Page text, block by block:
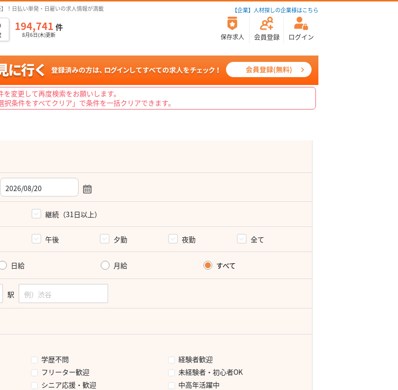
！日払い単発・日雇いの求人情報が満載 【企業】人材探しの企業様はこちら
194,741 件
8月6日(木)更新 保存求人 会員登録 ログイン
変更して再度検索をお願いします。
条件をすべてクリア」で条件を一括クリアできます。
継続（31日以上）
午後 夕勤 夜勤 全て
日給 月給 すべて
駅
学歴不問
経験者歓迎
フリーター歓迎
未経験者・初心者OK
シニア応援・歓迎
中高年活躍中